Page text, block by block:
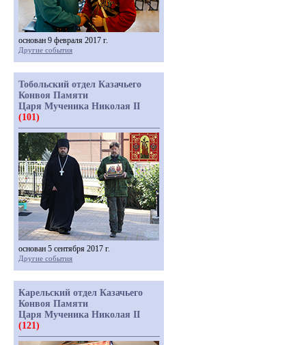
основан 9 февраля 2017 г.
Другие события
Тобольский отдел Казачьего
Конвоя Памяти
Царя Мученика Николая II
(101)
основан 5 сентября 2017 г.
Другие события
Карельский отдел Казачьего
Конвоя Памяти
Царя Мученика Николая II
(121)